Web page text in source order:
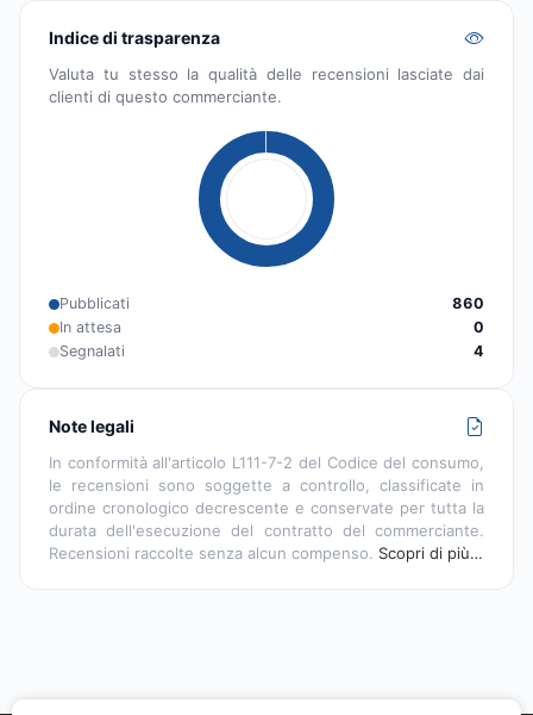
Indice di trasparenza
Valuta tu stesso la qualità delle recensioni lasciate dai
clienti di questo commerciante.
Pubblicati
860
In attesa
0
Segnalati
4
Note legali
In conformità all'articolo L111-7-2 del Codice del consumo,
le recensioni sono soggette a controllo, classificate in
ordine cronologico decrescente e conservate per tutta la
durata dell'esecuzione del contratto del commerciante.
Recensioni raccolte senza alcun compenso. Scopri di più…